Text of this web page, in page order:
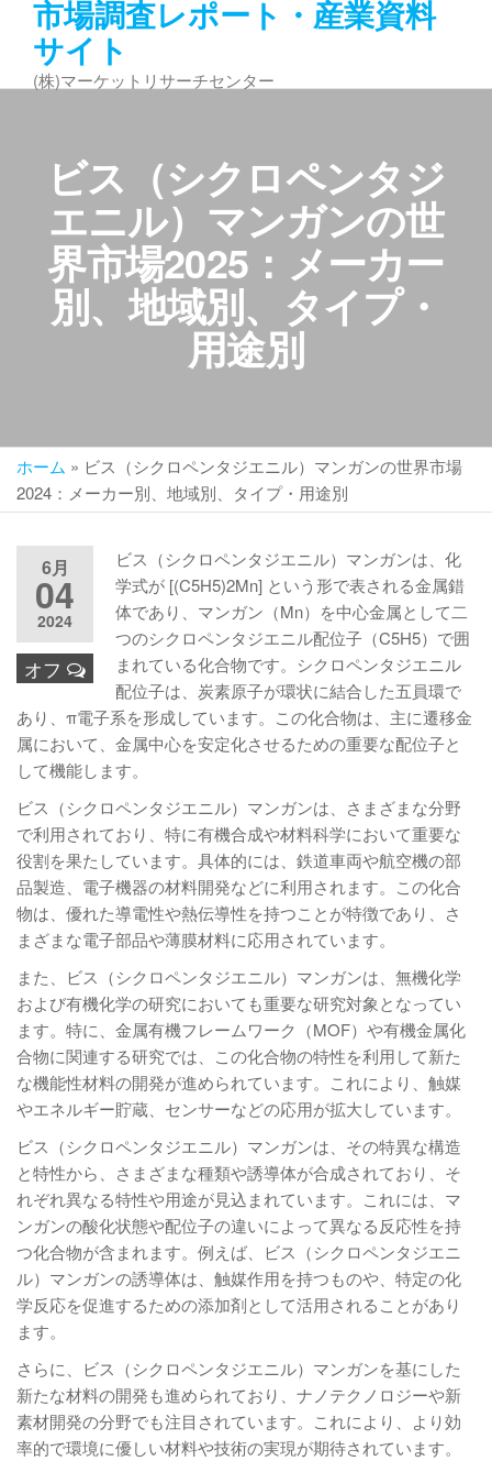
ン
市場調査レポート・産業資料
サイト
(株)マーケットリサーチセンター
ビス（シクロペンタジ
エニル）マンガンの世
界市場2025：メーカー
別、地域別、タイプ・
用途別
ホーム » ビス（シクロペンタジエニル）マンガンの世界市場
2024：メーカー別、地域別、タイプ・用途別
6月
04
2024
オフ
ビス（シクロペンタジエニル）マンガンは、化
学式が [(C5H5)2Mn] という形で表される金属錯
体であり、マンガン（Mn）を中心金属として二
つのシクロペンタジエニル配位子（C5H5）で囲
まれている化合物です。シクロペンタジエニル
配位子は、炭素原子が環状に結合した五員環で
あり、π電子系を形成しています。この化合物は、主に遷移金
属において、金属中心を安定化させるための重要な配位子と
して機能します。
ビス（シクロペンタジエニル）マンガンは、さまざまな分野
で利用されており、特に有機合成や材料科学において重要な
役割を果たしています。具体的には、鉄道車両や航空機の部
品製造、電子機器の材料開発などに利用されます。この化合
物は、優れた導電性や熱伝導性を持つことが特徴であり、さ
まざまな電子部品や薄膜材料に応用されています。
また、ビス（シクロペンタジエニル）マンガンは、無機化学
および有機化学の研究においても重要な研究対象となってい
ます。特に、金属有機フレームワーク（MOF）や有機金属化
合物に関連する研究では、この化合物の特性を利用して新た
な機能性材料の開発が進められています。これにより、触媒
やエネルギー貯蔵、センサーなどの応用が拡大しています。
ビス（シクロペンタジエニル）マンガンは、その特異な構造
と特性から、さまざまな種類や誘導体が合成されており、そ
れぞれ異なる特性や用途が見込まれています。これには、マ
ンガンの酸化状態や配位子の違いによって異なる反応性を持
つ化合物が含まれます。例えば、ビス（シクロペンタジエニ
ル）マンガンの誘導体は、触媒作用を持つものや、特定の化
学反応を促進するための添加剤として活用されることがあり
ます。
さらに、ビス（シクロペンタジエニル）マンガンを基にした
新たな材料の開発も進められており、ナノテクノロジーや新
素材開発の分野でも注目されています。これにより、より効
率的で環境に優しい材料や技術の実現が期待されています。